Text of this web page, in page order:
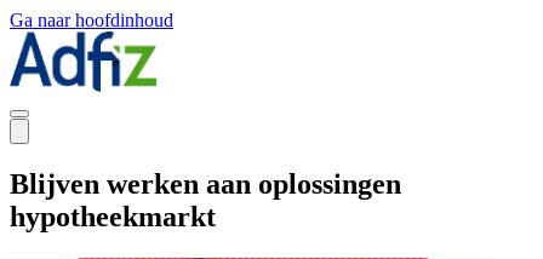
Ga naar hoofdinhoud
Blijven werken aan oplossingen
hypotheekmarkt